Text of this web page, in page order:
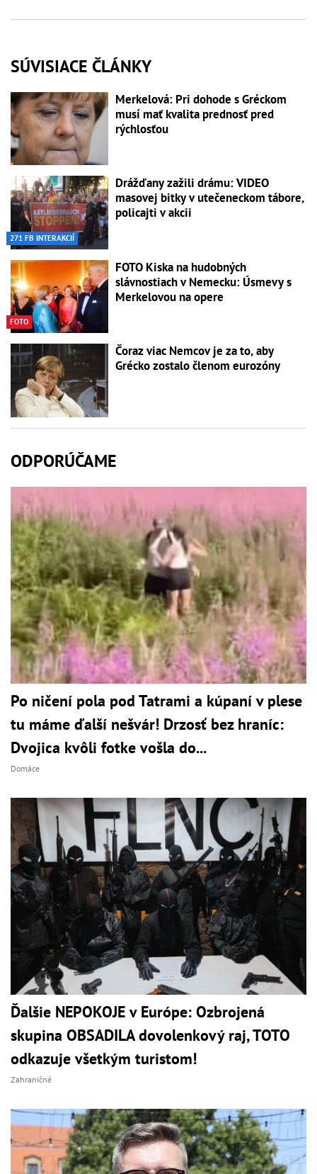
SÚVISIACE ČLÁNKY
Merkelová: Pri dohode s Gréckom
musí mať kvalita prednosť pred
rýchlosťou
271 FB INTERAKCIÍ
Drážďany zažili drámu: VIDEO
masovej bitky v utečeneckom tábore,
policajti v akcii
FOTO
FOTO Kiska na hudobných
slávnostiach v Nemecku: Úsmevy s
Merkelovou na opere
Čoraz viac Nemcov je za to, aby
Grécko zostalo členom eurozóny
ODPORÚČAME
Po ničení pola pod Tatrami a kúpaní v plese
tu máme ďalší nešvár! Drzosť bez hraníc:
Dvojica kvôli fotke vošla do...
Domáce
Ďalšie NEPOKOJE v Európe: Ozbrojená
skupina OBSADILA dovolenkový raj, TOTO
odkazuje všetkým turistom!
Zahraničné